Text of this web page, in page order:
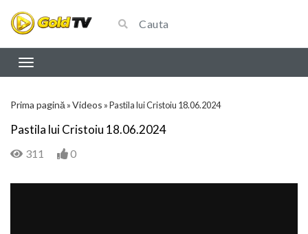
Prima pagină »Videos »Pastila lui Cristoiu 18.06.2024
Pastila lui Cristoiu 18.06.2024
311 0